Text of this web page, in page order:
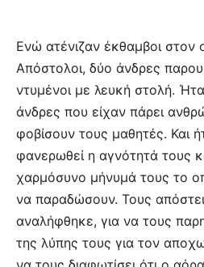
Ενώ ατένιζαν έκθαμβοι στον
Απόστολοι, δύο άνδρες
ντυμένοι με λευκή στολή.
άνδρες που είχαν πάρει
φοβίσουν τους μαθητές. Και
φανερωθεί η αγνότητά τους
χαρμόσυνο μήνυμά τους το
να παραδώσουν. Τους
αναλήφθηκε, για να τους
της λύπης τους για τον